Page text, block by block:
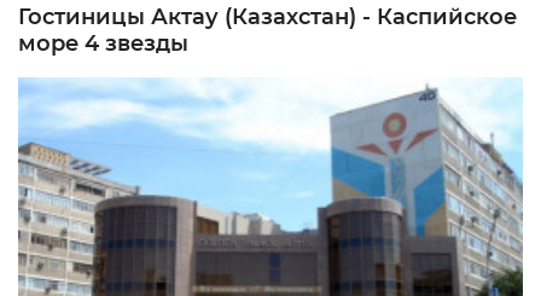
Гостиницы Актау (Казахстан) - Каспийское
море 4 звезды